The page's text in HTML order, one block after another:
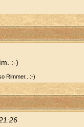
:-)
Ri­m­mer.. :-)